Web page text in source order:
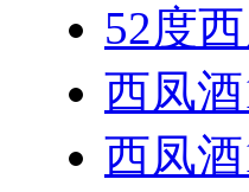
52度
西凤
西凤